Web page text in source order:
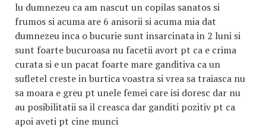
lu dumnezeu ca am nascut un copilas sanatos si
frumos si acuma are 6 anisorii si acuma mia dat
dumnezeu inca o bucurie sunt insarcinata in 2 luni si
sunt foarte bucuroasa nu facetii avort pt ca e crima
curata si e un pacat foarte mare ganditiva ca un
sufletel creste in burtica voastra si vrea sa traiasca nu
sa moara e greu pt unele femei care isi doresc dar nu
au posibilitatii sa il creasca dar ganditi pozitiv pt ca
apoi aveti pt cine munci